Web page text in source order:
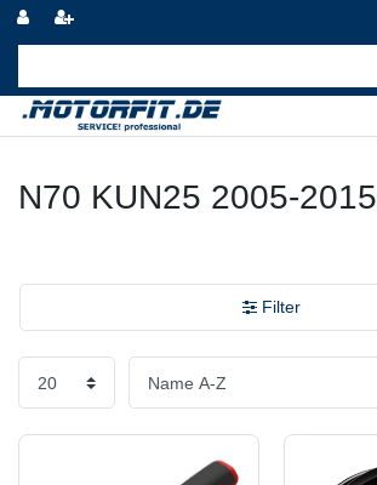
N70 KUN25 2005-2015
Filter